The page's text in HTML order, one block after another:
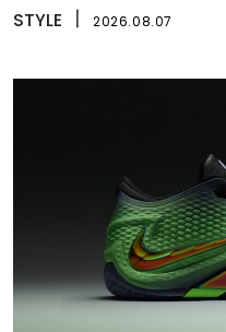
STYLE 2026.08.07